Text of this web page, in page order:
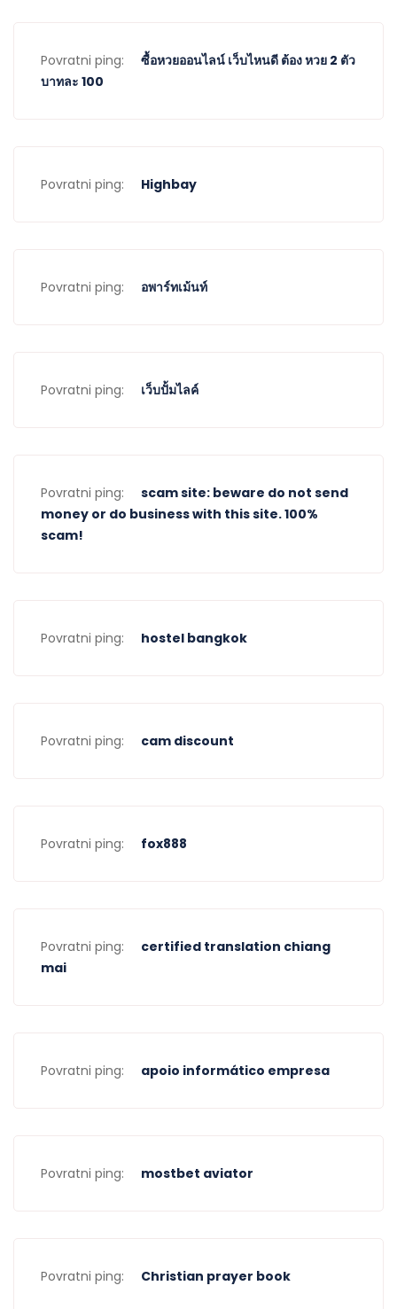
Povratni ping:
ซื้อหวยออนไลน์ เว็บไหนดี ต้อง หวย 2 ตัว
บาทละ 100
Povratni ping: Highbay
Povratni ping: อพาร์ทเม้นท์
Povratni ping: เว็บปั้มไลค์
Povratni ping:
scam site: beware do not send
money or do business with this site. 100%
scam!
Povratni ping: hostel bangkok
Povratni ping: cam discount
Povratni ping: fox888
Povratni ping:
certified translation chiang
mai
Povratni ping: apoio informático empresa
Povratni ping: mostbet aviator
Povratni ping: Christian prayer book